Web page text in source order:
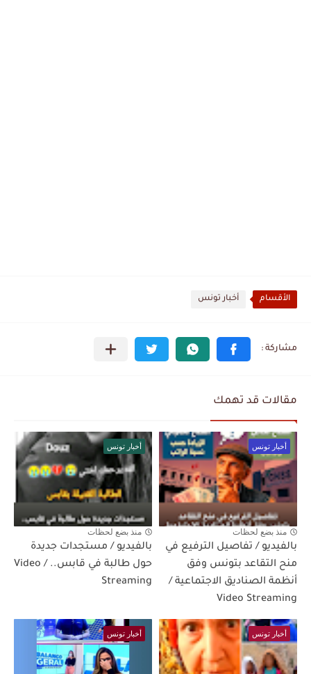
الأقسام أخبار تونس
مقالات قد تهمك
أخبار تونس
منذ بضع لحظات
بالفيديو / تفاصيل الترفيع في
منح التقاعد بتونس وفق
أنظمة الصناديق الاجتماعية /
Video Streaming
أخبار تونس
منذ بضع لحظات
بالفيديو / مستجدات جديدة
حول طالبة في قابس.. / Video
Streaming
أخبار تونس أخبار تونس